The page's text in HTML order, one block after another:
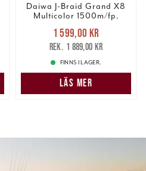
Daiwa J-Braid Grand X8
Multicolor 1500m/fp.
Nuvarande pris
1 599,00 krTidigare pris
1 889,00 kr
1 599,00 kr
1 889,00 kr
FINNS I LAGER.
LÄS MER